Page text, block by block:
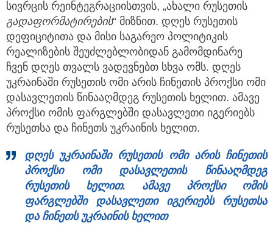
სივრცის რეინტეგრაციისთვის, „ახალი რუსეთის
გადაფორმატირების“ მიზნით. დღეს რუსეთის
დეფიციტითა და მისი საგარეო პოლიტიკის
რეალიზების შეუძლებლობიდან გამომდინარე
ჩვენ დღეს თვალს ვადევნებთ სხვა ომს. დღეს
უკრაინაში რუსეთის ომი არის ჩინეთის პროქსი ომი
დასავლეთის წინააღმდეგ რუსეთის ხელით. ამავე
პროქსი ომის ფარგლებში დასავლეთი იგერიებს
რუსეთსა და ჩინეთს უკრაინის ხელით.
დღეს უკრაინაში რუსეთის ომი არის ჩინეთის
პროქსი ომი დასავლეთის წინააღმდეგ
რუსეთის ხელით. ამავე პროქსი ომის
ფარგლებში დასავლეთი იგერიებს რუსეთსა
და ჩინეთს უკრაინის ხელით